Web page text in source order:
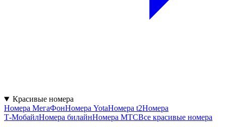
Красивые номера
Номера МегаФонНомера YotaНомера t2Номера
Т‑МобайлНомера билайнНомера МТСВсе красивые номера